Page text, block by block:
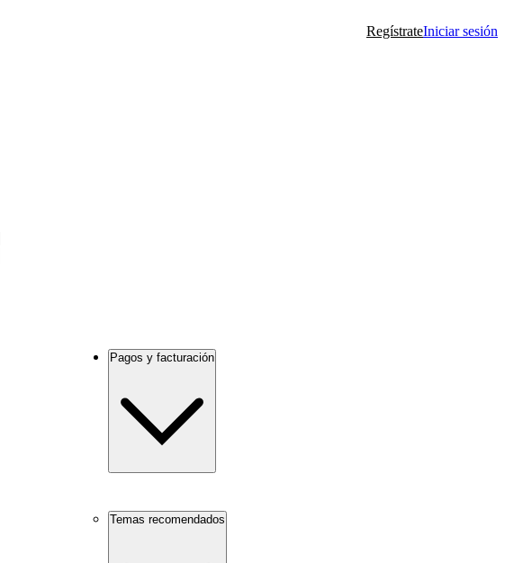
RegístrateIniciar sesión
Pagos y facturación
Temas recomendados